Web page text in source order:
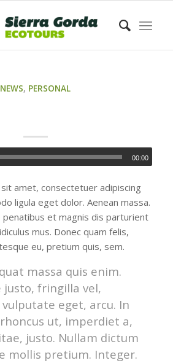
NEWS, PERSONAL
00:00
amet, consectetuer adipiscing
ligula eget dolor. Aenean massa.
penatibus et magnis dis parturient
mus. Donec quam felis,
eu, pretium quis, sem.
massa quis enim.
justo, fringilla vel,
eget, arcu. In
ut, imperdiet a,
justo. Nullam dictum
mollis pretium. Integer.